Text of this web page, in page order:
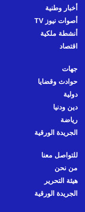
أخبار وطنية
أصوات نيوز TV
أنشطة ملكية
اقتصاد
جهات
حوادث وقضايا
دولية
دين ودنيا
رياضة
الجريدة الورقية
للتواصل معنا
من نحن
هيئة التحرير
الجريدة الورقية